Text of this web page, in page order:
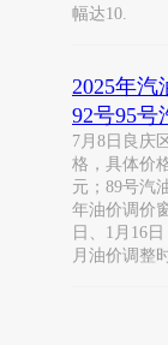
幅达10.
2025年汽
92号95号
7月8日良庆
格，具体价
元；89号汽
年油价调价
日、1月16
月油价调整